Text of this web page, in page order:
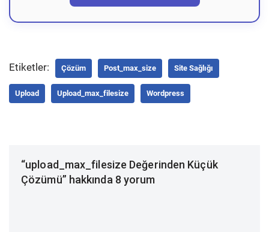
Etiketler: Çözüm Post_max_size Site Sağlığı
Upload Upload_max_filesize Wordpress
“upload_max_filesize Değerinden Küçük
Çözümü” hakkında 8 yorum